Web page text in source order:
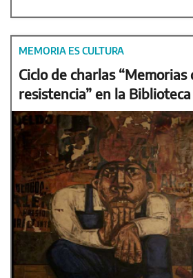
MEMORIA ES CULTURA
Ciclo de charlas “Memorias
resistencia” en la